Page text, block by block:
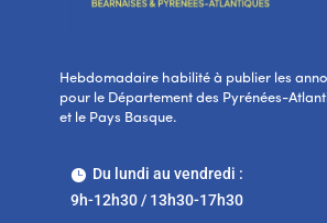
Hebdomadaire habilité à publier les
pour le Département des Pyrénées-
et le Pays Basque.
Du lundi au vendredi :
9h-12h30 / 13h30-17h30